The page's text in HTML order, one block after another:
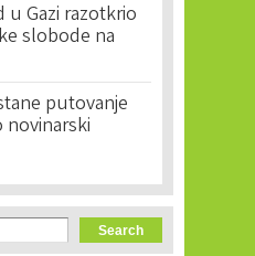
u Gazi razotkrio
slobode na
putovanje
novinarski